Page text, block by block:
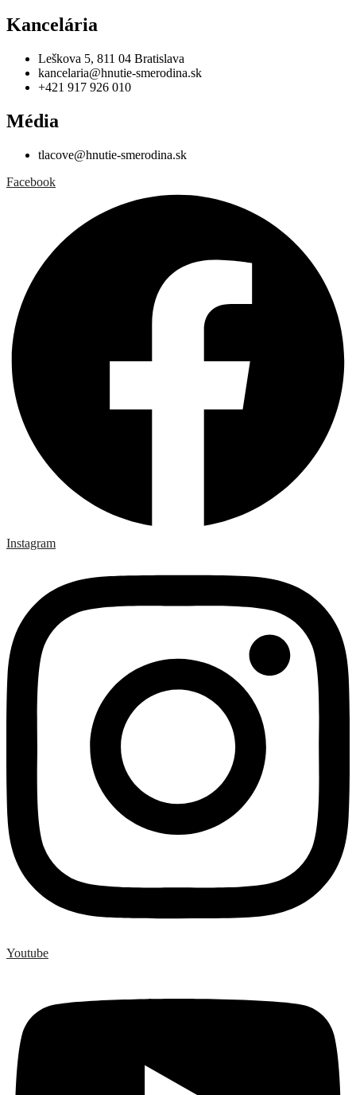
Kancelária
Leškova 5, 811 04 Bratislava
kancelaria@hnutie-smerodina.sk
+421 917 926 010
Média
tlacove@hnutie-smerodina.sk
Facebook
Instagram
Youtube